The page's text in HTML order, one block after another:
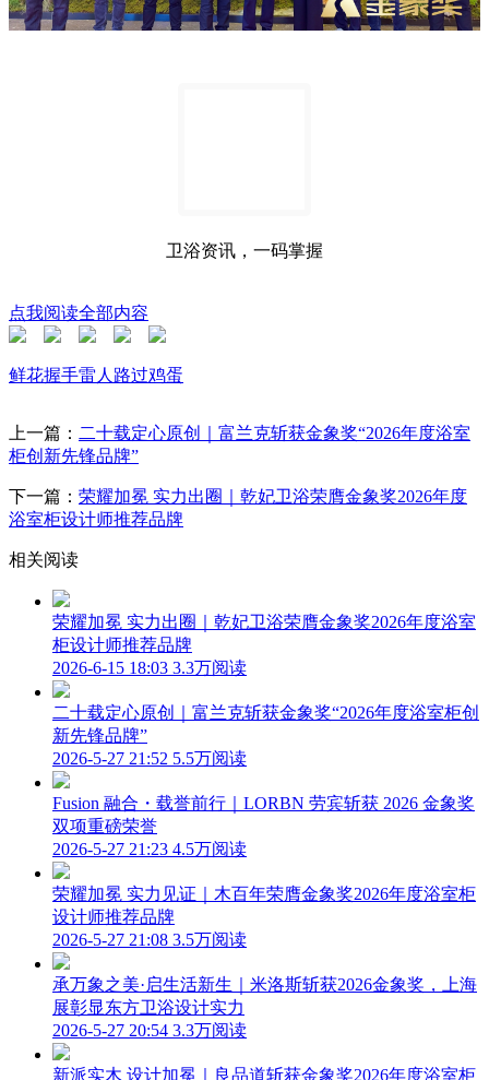
卫浴资讯，一码掌握
点我阅读全部内容
鲜花握手雷人 路过鸡蛋
上一篇： 二十载定心原创｜富兰克斩获金象奖“2026年度浴室
柜创新先锋品牌”
下一篇： 荣耀加冕 实力出圈｜乾妃卫浴荣膺金象奖2026年度
浴室柜设计师推荐品牌
相关阅读
荣耀加冕 实力出圈｜乾妃卫浴荣膺金象奖2026年度浴室
柜设计师推荐品牌
2026-6-15 18:03 3.3万阅读
二十载定心原创｜富兰克斩获金象奖“2026年度浴室柜创
新先锋品牌”
2026-5-27 21:52 5.5万阅读
Fusion 融合・载誉前行｜LORBN 劳宾斩获 2026 金象奖
双项重磅荣誉
2026-5-27 21:23 4.5万阅读
荣耀加冕 实力见证｜木百年荣膺金象奖2026年度浴室柜
设计师推荐品牌
2026-5-27 21:08 3.5万阅读
承万象之美·启生活新生｜米洛斯斩获2026金象奖，上海
展彰显东方卫浴设计实力
2026-5-27 20:54 3.3万阅读
新派实木 设计加冕｜良品道斩获金象奖2026年度浴室柜